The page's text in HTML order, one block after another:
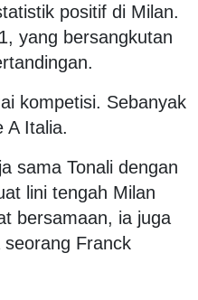
positif di Milan.
yang bersangkutan
kompetisi. Sebanyak
A Italia.
sama Tonali dengan
lini tengah Milan
bersamaan, ia juga
Franck